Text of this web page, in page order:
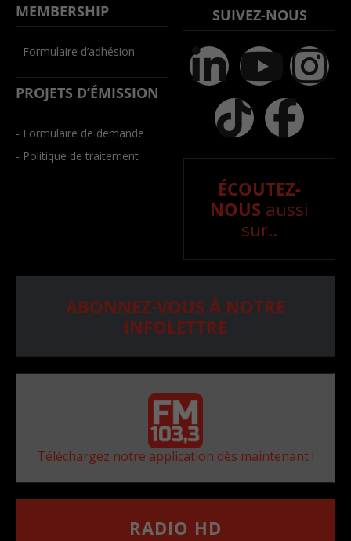
MEMBERSHIP
- Formulaire d’adhésion
PROJETS D’ÉMISSION
- Formulaire de demande
- Politique de traitement
SUIVEZ-NOUS
ÉCOUTEZ-
NOUS aussi
sur..
ABONNEZ-VOUS À NOTRE
INFOLETTRE
Téléchargez notre application dès maintenant !
RADIO HD